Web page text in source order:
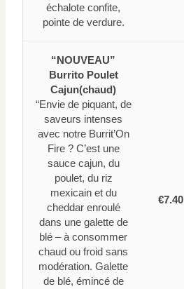
échalote confite,
pointe de verdure.
“NOUVEAU”
Burrito Poulet
Cajun(chaud)
“Envie de piquant, de
saveurs intenses
avec notre Burrit’On
Fire ? C’est une
sauce cajun, du
poulet, du riz
mexicain et du
cheddar enroulé
dans une galette de
blé – à consommer
chaud ou froid sans
modération. Galette
de blé, émincé de
€7.40